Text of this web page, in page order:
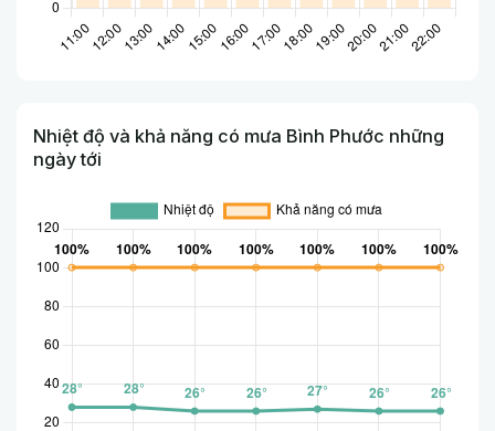
Nhiệt độ và khả năng có mưa Bình Phước những
ngày tới